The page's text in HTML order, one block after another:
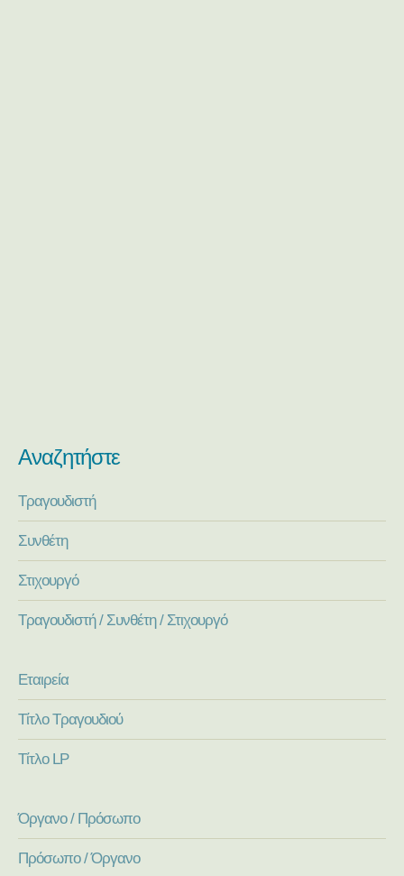
Αναζητήστε
Τραγουδιστή
Συνθέτη
Στιχουργό
Τραγουδιστή / Συνθέτη / Στιχουργό
Εταιρεία
Τίτλο Τραγουδιού
Τίτλο LP
Όργανο / Πρόσωπο
Πρόσωπο / Όργανο